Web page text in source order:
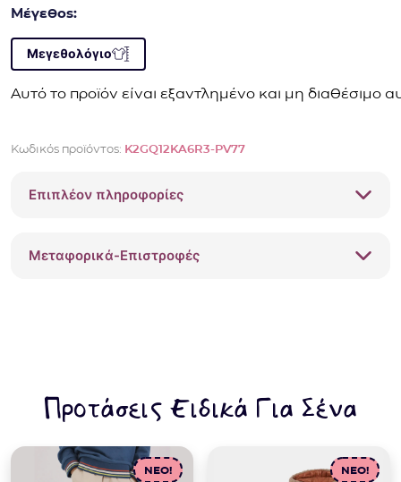
Μέγεθος:
Μεγεθολόγιο
Αυτό το προϊόν είναι εξαντλημένο και μη διαθέσιμο
Κωδικός προϊόντος: K2GQ12KA6R3-PV77
Επιπλέον πληροφορίες
Μεταφορικά-Επιστροφές
Προτάσεις Ειδικά Για Σένα
NEO! NEO!